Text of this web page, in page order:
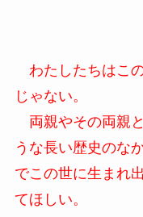
わたしたちはこ
じゃない。
両親やその両親
うな長い歴史のな
でこの世に生まれ
てほしい。